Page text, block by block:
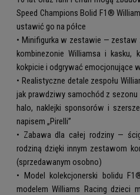
Speed Champions Bolid F1®
ustawić go na półce
• Minifigurka w zestawie —
kombinezonie Williamsa i
kokpicie i odgrywać emocjonujące
• Realistyczne detale zespołu
jak prawdziwy samochód z sezonu
halo, naklejki sponsorów i
napisem „Pirelli”
• Zabawa dla całej rodziny —
rodziną dzięki innym zestawom
(sprzedawanym osobno)
• Model kolekcjonerski bolidu
modelem Williams Racing dzieci